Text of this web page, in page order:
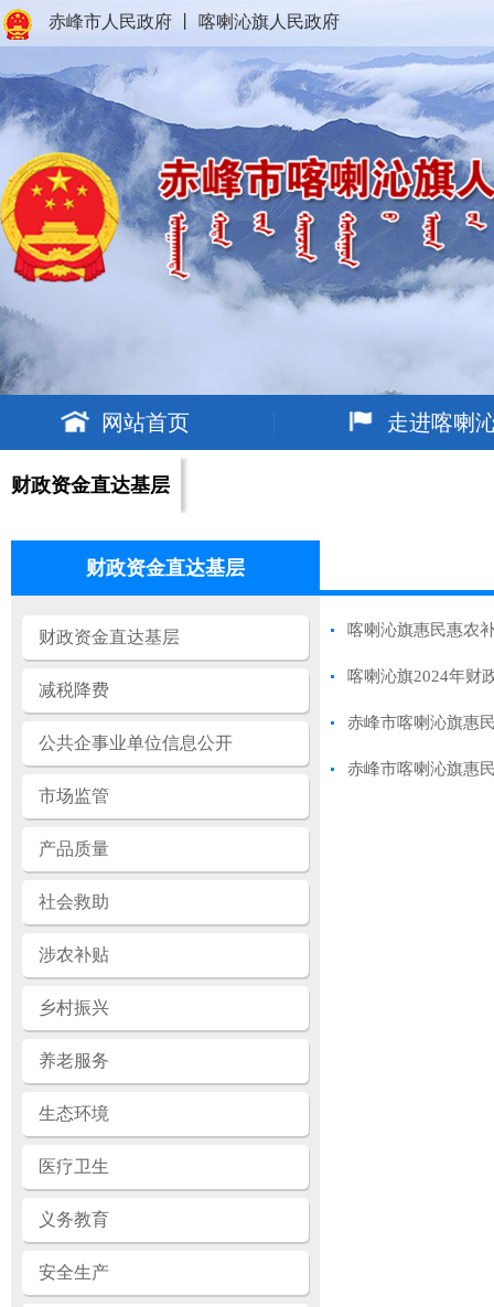
赤峰市人民政府 喀喇沁旗人民政府
网站首页 走进喀喇
财政资金直达基层
财政资金直达基层
财政资金直达基层
减税降费
公共企事业单位信息公开
市场监管
产品质量
社会救助
涉农补贴
乡村振兴
养老服务
生态环境
医疗卫生
义务教育
安全生产
喀喇沁旗惠民惠农
喀喇沁旗2024年财
赤峰市喀喇沁旗惠
赤峰市喀喇沁旗惠